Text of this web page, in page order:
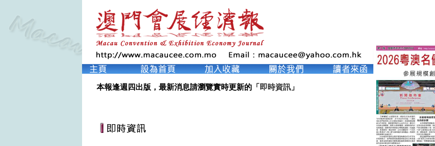
本報逢週四出版，最新消息請瀏覽實時更新的「 即時資訊」